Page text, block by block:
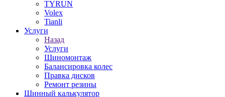
TYRUN
Volex
Tianli
Услуги
Назад
Услуги
Шиномонтаж
Балансировка колес
Правка дисков
Ремонт резины
Шинный калькулятор